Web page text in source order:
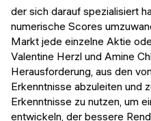
der sich darauf spezialisiert
numerische Scores
Markt jede einzelne Aktie
Valentine Herzl und Amine
Herausforderung, aus den
Erkenntnisse abzuleiten und
Erkenntnisse zu nutzen, um
entwickeln, der bessere